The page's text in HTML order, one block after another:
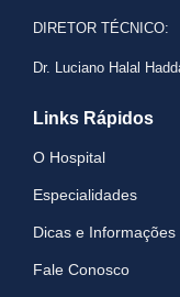
DIRETOR TÉCNICO:
Dr. Luciano Halal
Links Rápidos
O Hospital
Especialidades
Dicas e Informações
Fale Conosco